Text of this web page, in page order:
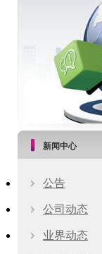
新闻中心
公告
公司动态
业界动态